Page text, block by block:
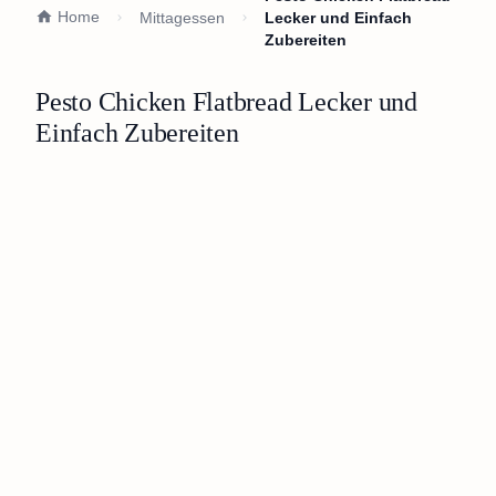
Home Mittagessen
Lecker und Einfach
Zubereiten
Pesto Chicken Flatbread Lecker und
Einfach Zubereiten